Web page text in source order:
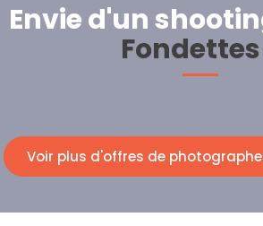
Envie d'un
Fondettes
Voir plus d'offres de